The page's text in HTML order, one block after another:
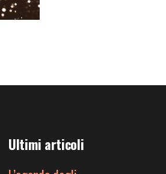
Ultimi articoli